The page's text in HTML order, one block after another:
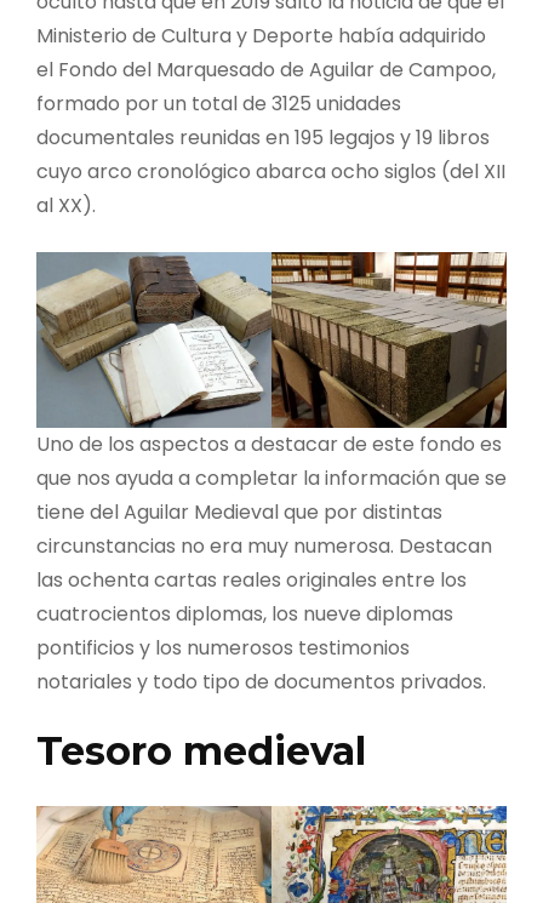
Ministerio de Cultura y Deporte había adquirido
el Fondo del Marquesado de Aguilar de Campoo,
formado por un total de 3125 unidades
documentales reunidas en 195 legajos y 19 libros
cuyo arco cronológico abarca ocho siglos (del XII
al XX).
Uno de los aspectos a destacar de este fondo es
que nos ayuda a completar la información que se
tiene del Aguilar Medieval que por distintas
circunstancias no era muy numerosa. Destacan
las ochenta cartas reales originales entre los
cuatrocientos diplomas, los nueve diplomas
pontificios y los numerosos testimonios
notariales y todo tipo de documentos privados.
Tesoro medieval